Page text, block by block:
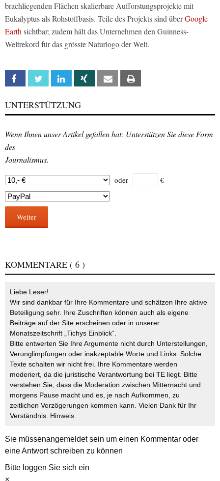
brachliegenden Flächen skalierbare Aufforstungsprojekte mit
Eukalyptus als Rohstoffbasis. Teile des Projekts sind überGoogle
Earth sichtbar; zudem hält das Unternehmen den Guinness-
Weltrekord für das grösste Naturlogo der Welt.
Facebook Twitter Linkedin Xing Email
UNTERSTÜTZUNG
Wenn Ihnen unser Artikel gefallen hat: Unterstützen Sie diese Form
des
Journalismus.
oder €
Weiter
KOMMENTARE ( 6 )
Liebe Leser!
Wir sind dankbar für Ihre Kommentare und schätzen Ihre aktive
Beteiligung sehr. Ihre Zuschriften können auch als eigene
Beiträge auf der Site erscheinen oder in unserer
Monatszeitschrift „Tichys Einblick“.
Bitte entwerten Sie Ihre Argumente nicht durch Unterstellungen,
Verunglimpfungen oder inakzeptable Worte und Links. Solche
Texte schalten wir nicht frei. Ihre Kommentare werden
moderiert, da die juristische Verantwortung bei TE liegt. Bitte
verstehen Sie, dass die Moderation zwischen Mitternacht und
morgens Pause macht und es, je nach Aufkommen, zu
zeitlichen Verzögerungen kommen kann. Vielen Dank für Ihr
Verständnis. Hinweis
Sie müssenangemeldetsein um einen Kommentar oder
eine Antwort schreiben zu können
Bitte loggen Sie sich ein